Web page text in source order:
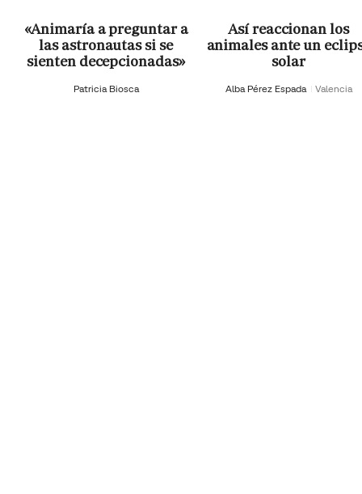
«Animaría a preguntar a
las astronautas si se
sienten decepcionadas»
Patricia Biosca
Así reaccionan los
animales ante un
solar
Alba Pérez Espada Valencia